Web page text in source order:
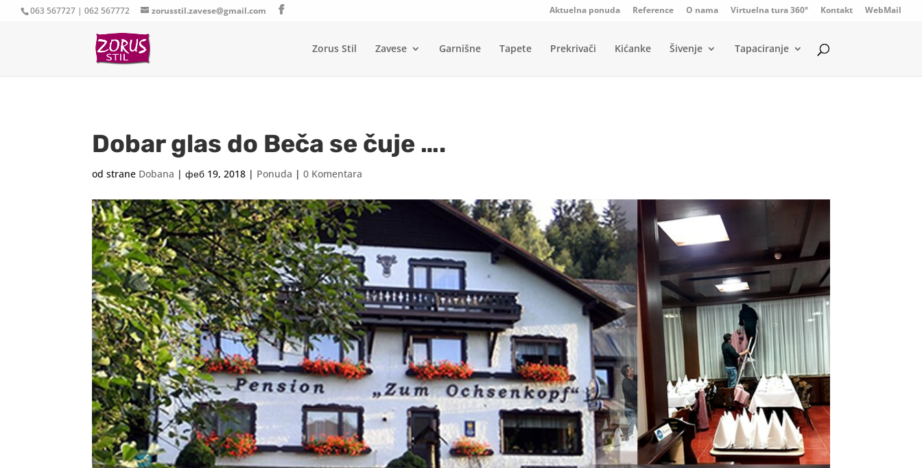
063 567727 | 062 567772 zorusstil.zavese@gmail.com Aktuelna ponuda Reference O nama Virtuelna tura 360° Kontakt WebMail
Zorus Stil Zavese Garnišne Tapete Prekrivači Kićanke Šivenje Tapaciranje
Dobar glas do Beča se čuje ….
od strane Dobana |феб 19, 2018 | Ponuda |0 Komentara